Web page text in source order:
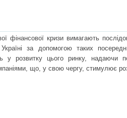
фінансової кризи вимагають
за допомогою таких
у розвитку цього ринку, надаючи
що, у свою чергу, стимулює